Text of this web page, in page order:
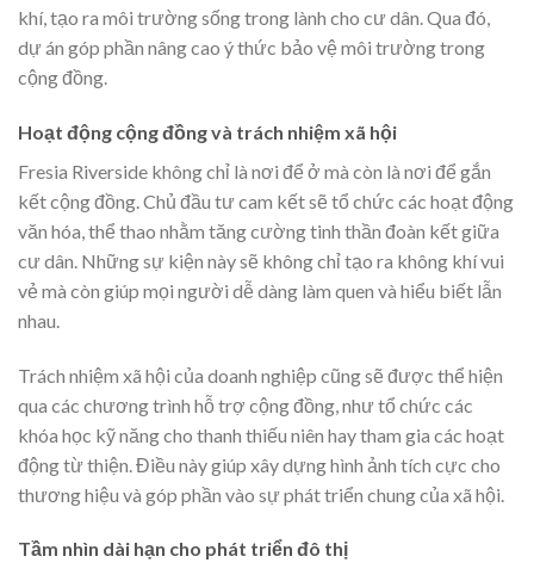
khí, tạo ra môi trường sống trong lành cho cư dân. Qua đó,
dự án góp phần nâng cao ý thức bảo vệ môi trường trong
cộng đồng.
Hoạt động cộng đồng và trách nhiệm xã hội
Fresia Riverside không chỉ là nơi để ở mà còn là nơi để gắn
kết cộng đồng. Chủ đầu tư cam kết sẽ tổ chức các hoạt động
văn hóa, thể thao nhằm tăng cường tinh thần đoàn kết giữa
cư dân. Những sự kiện này sẽ không chỉ tạo ra không khí vui
vẻ mà còn giúp mọi người dễ dàng làm quen và hiểu biết lẫn
nhau.
Trách nhiệm xã hội của doanh nghiệp cũng sẽ được thể hiện
qua các chương trình hỗ trợ cộng đồng, như tổ chức các
khóa học kỹ năng cho thanh thiếu niên hay tham gia các hoạt
động từ thiện. Điều này giúp xây dựng hình ảnh tích cực cho
thương hiệu và góp phần vào sự phát triển chung của xã hội.
Tầm nhìn dài hạn cho phát triển đô thị